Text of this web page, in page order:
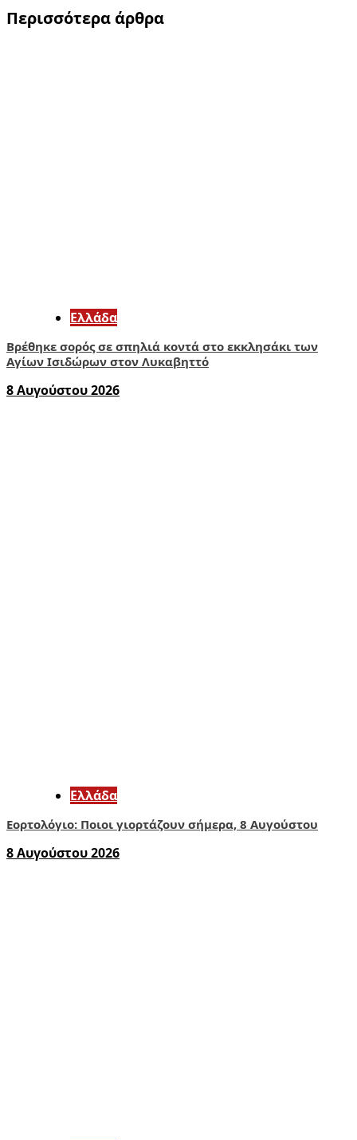
Περισσότερα άρθρα
Ελλάδα
Βρέθηκε σορός σε σπηλιά κοντά στο εκκλησάκι των
Αγίων Ισιδώρων στον Λυκαβηττό
8 Αυγούστου 2026
Ελλάδα
Εορτολόγιο: Ποιοι γιορτάζουν σήμερα, 8 Αυγούστου
8 Αυγούστου 2026